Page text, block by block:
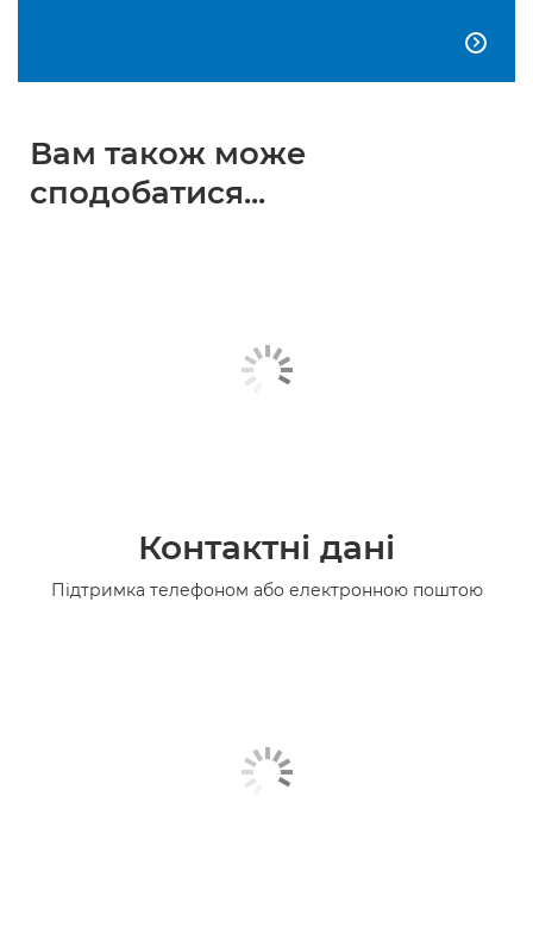

Вам також може
сподобатися...
Контактні дані
Підтримка телефоном або електронною поштою